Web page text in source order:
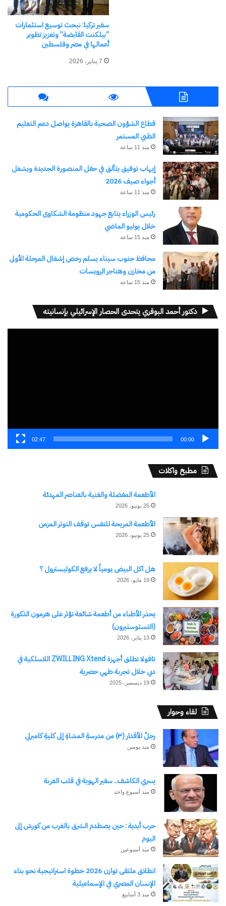
شهدت الفضة ارتفاعًا بنسبة 1.1% لتصل إلى 30.78
دولار للأوقية، بينما كسب البلاديوم 0.9% ليصل إلى
دولار.
شارك هذا الموضوع:
فيس بوك
معجب بهذه:
جاري
التحميل…
في "مال وأعمال" في "دولار وذهب"
حقق الذهب مكاسب طفيفة
25 نوفمبر، 2024
في "الأخبار News"
اكتشاف المزيد من
الإلكتروني.
كتابة بريدك الإلكتروني...
الوسوم اعلى مستوى الدولار
نسخ الرابط
سفير تركيا: نبحث توسيع استثمارات
“بيلكنت القابضة” وتعزيز تطوير
أعمالها في مصر وفلسطين
7 يناير، 2026
قطاع الشؤون الصحية بالقاهرة يواصل دعم التعليم
الطبي المستمر
منذ 11 ساعة
إيهاب توفيق يتألق في حفل المنصورة الجديدة ويشعل
أجواء صيف 2026
منذ 11 ساعة
رئيس الوزراء يتابع جهود منظومة الشكاوى الحكومية
خلال يوليو الماضي
منذ 15 ساعة
محافظ جنوب سيناء يسلم رخص إشغال المرحلة الأولى
من مخازن وهناجر الرويسات
منذ 15 ساعة
دكتور أحمد البوقري يتحدى الحصار الإسرائيلي بإنسانيته
00:00
02:47
مطبخ واكلات
الأطعمة المفضلة والغنية بالعناصر المهدئة
25 يونيو، 2026
الأطعمة المريحة للنفس توقف التوتر المزمن
25 يونيو، 2026
هل اكل البيض يومياً لا يرفع الكوليسترول ؟
19 مايو، 2026
يحذر الأطباء من أطعمة شائعة تؤثر على هرمون الذكورة
(التستوستيرون)
13 يناير، 2026
تافولا تطلق أجهزة ZWILLING Xtend اللاسلكية في
دبي خلال تجربة طهي حصرية
19 ديسمبر، 2025
لقاء وحوار
رجلُ الأقدار (٣) من مدرسةِ المشاةِ إلى كليةِ كامبرلي
منذ يومين
يسري الكاشف.. سفير الهوية في قلب الغربة
منذ أسبوع واحد
حرب أبدية : حين يصطدم الشرق بالغرب من كورش إلى
اليوم
منذ أسبوعين
انطلاق ملتقى توازن 2026 خطوة استراتيجية نحو بناء
الإنسان المصري في الإسماعيلية
منذ 3 أسابيع